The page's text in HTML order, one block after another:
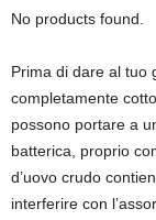
No products found.
Prima di dare al tuo
completamente
possono portare a
batterica, proprio
d’uovo crudo
interferire con